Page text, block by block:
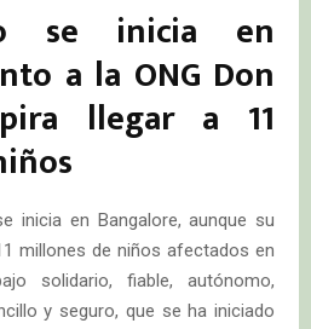
se inicia en
a la ONG Don
llegar a 11
inicia en Bangalore, aunque su
millones de niños afectados en
solidario, fiable, autónomo,
y seguro, que se ha iniciado